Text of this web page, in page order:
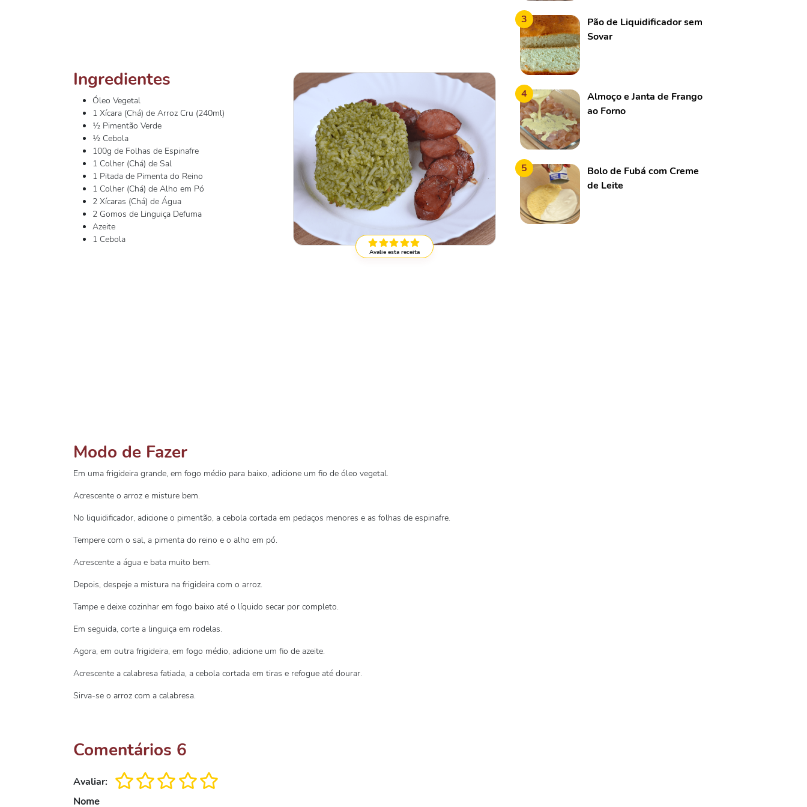
Avalie esta receita
Ingredientes
Óleo Vegetal
1 Xícara (Chá) de Arroz Cru (240ml)
½ Pimentão Verde
½ Cebola
100g de Folhas de Espinafre
1 Colher (Chá) de Sal
1 Pitada de Pimenta do Reino
1 Colher (Chá) de Alho em Pó
2 Xícaras (Chá) de Água
2 Gomos de Linguiça Defuma
Azeite
1 Cebola
Modo de Fazer
Em uma frigideira grande, em fogo médio para baixo, adicione um fio de óleo vegetal.
Acrescente o arroz e misture bem.
No liquidificador, adicione o pimentão, a cebola cortada em pedaços menores e as folhas de espinafre.
Tempere com o sal, a pimenta do reino e o alho em pó.
Acrescente a água e bata muito bem.
Depois, despeje a mistura na frigideira com o arroz.
Tampe e deixe cozinhar em fogo baixo até o líquido secar por completo.
Em seguida, corte a linguiça em rodelas.
Agora, em outra frigideira, em fogo médio, adicione um fio de azeite.
Acrescente a calabresa fatiada, a cebola cortada em tiras e refogue até dourar.
Sirva-se o arroz com a calabresa.
Comentários 6
Avaliar:
Nome
3
Pão de Liquidificador sem
Sovar
4
Almoço e Janta de Frango
ao Forno
5
Bolo de Fubá com Creme
de Leite